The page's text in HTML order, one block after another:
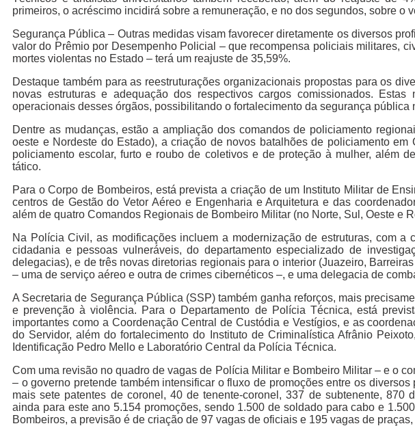
primeiros, o acréscimo incidirá sobre a remuneração, e no dos segundos, sobre o
Segurança Pública – Outras medidas visam favorecer diretamente os diversos
valor do Prêmio por Desempenho Policial – que recompensa policiais militares,
mortes violentas no Estado – terá um reajuste de 35,59%.
Destaque também para as reestruturações organizacionais propostas para os
novas estruturas e adequação dos respectivos cargos comissionados.
operacionais desses órgãos, possibilitando o fortalecimento da segurança pública
Dentre as mudanças, estão a ampliação dos comandos de policiamento
oeste e Nordeste do Estado), a criação de novos batalhões de policiamento
policiamento escolar, furto e roubo de coletivos e de proteção à mulher, além
tático.
Para o Corpo de Bombeiros, está prevista a criação de um Instituto Militar de
centros de Gestão do Vetor Aéreo e Engenharia e Arquitetura e das
além de quatro Comandos Regionais de Bombeiro Militar (no Norte, Sul, Oeste e
Na Polícia Civil, as modificações incluem a modernização de estruturas, com a
cidadania e pessoas vulneráveis, do departamento especializado de
delegacias), e de três novas diretorias regionais para o interior (Juazeiro,
– uma de serviço aéreo e outra de crimes cibernéticos –, e uma delegacia de
A Secretaria de Segurança Pública (SSP) também ganha reforços, mais
e prevenção à violência. Para o Departamento de Polícia Técnica, está
importantes como a Coordenação Central de Custódia e Vestígios, e as
do Servidor, além do fortalecimento do Instituto de Criminalística Afrânio
Identificação Pedro Mello e Laboratório Central da Polícia Técnica.
Com uma revisão no quadro de vagas de Polícia Militar e Bombeiro Militar – e o
– o governo pretende também intensificar o fluxo de promoções entre os
mais sete patentes de coronel, 40 de tenente-coronel, 337 de subtenente, 870
ainda para este ano 5.154 promoções, sendo 1.500 de soldado para cabo e
Bombeiros, a previsão é de criação de 97 vagas de oficiais e 195 vagas de